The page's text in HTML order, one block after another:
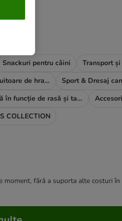
Snackuri pentru câini
Transport
Boluri și distribuitoare de hrană și apă Sport & Dresaj
Hrană în funcție de rasă și talie
COLLECTION
fără a suporta alte costuri